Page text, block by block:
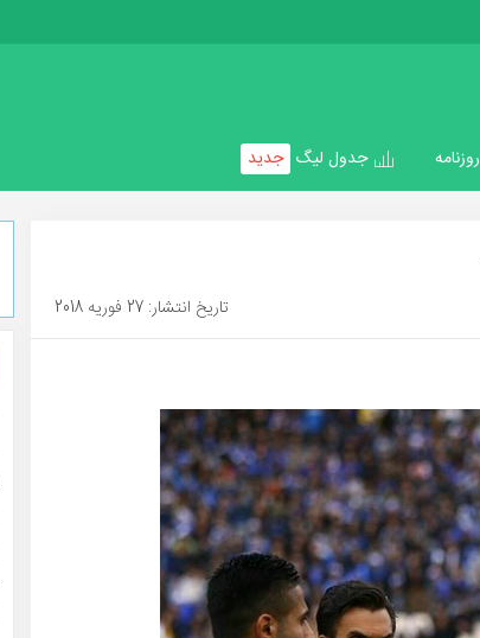
روزنامه جدول لیگ جدید
تاریخ انتشار: 27 فوریه 2018